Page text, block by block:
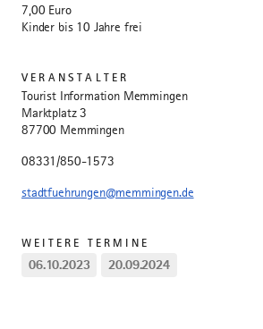
7,00 Euro
Kinder bis 10 Jahre frei
VERANSTALTER
Tourist Information Memmingen
Marktplatz 3
87700 Memmingen
08331/850-1573
stadtfuehrungen@memmingen.de
WEITERE TERMINE
06.10.2023 20.09.2024